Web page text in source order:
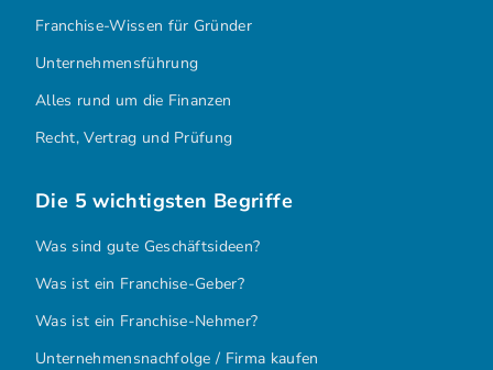
Franchise-Wissen für Gründer
Unternehmensführung
Alles rund um die Finanzen
Recht, Vertrag und Prüfung
Die 5 wichtigsten Begriffe
Was sind gute Geschäftsideen?
Was ist ein Franchise-Geber?
Was ist ein Franchise-Nehmer?
Unternehmensnachfolge / Firma kaufen